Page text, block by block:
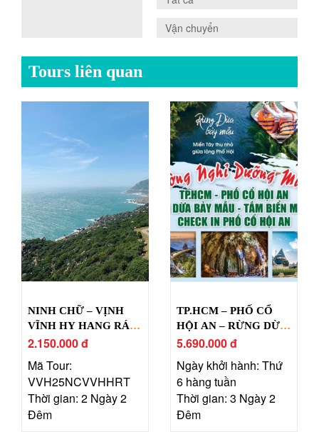
0.0
Vận chuyển
Tours liên quan
NINH CHỮ – VỊNH
VĨNH HY HANG RÁI –
LÀNG MÔNG CỔ
2.150.000 đ
Mã Tour:
VVH25NCVVHHRT
Thời gian: 2 Ngày 2
Đêm
TP.HCM – PHỐ CỔ
HỘI AN – RỪNG DỪA
BẢY MẪU
5.690.000 đ
Ngày khởi hành: Thứ
6 hàng tuần
Thời gian: 3 Ngày 2
Đêm